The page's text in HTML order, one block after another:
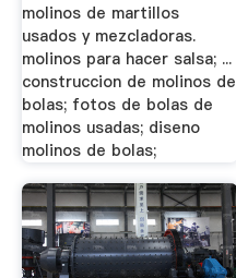
molinos de martillos
usados y mezcladoras.
molinos para hacer salsa; ...
construccion de molinos de
bolas; fotos de bolas de
molinos usadas; diseno
molinos de bolas;